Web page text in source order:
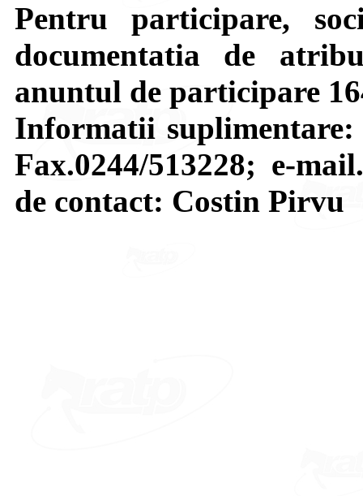
Pentru participare,
documentatia de
anuntul de participare
Informatii suplimentare:
Fax.0244/513228; e-
de contact: Costin Pirvu